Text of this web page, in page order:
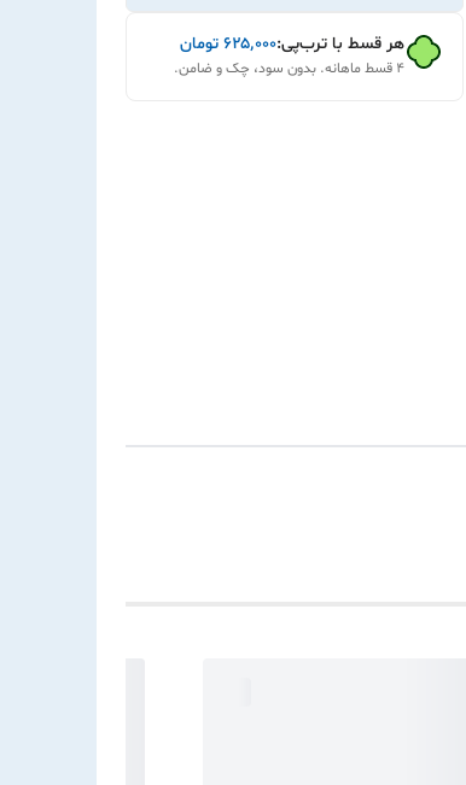
هر قسط با ترب‌پی:۶۲۵٬۰۰۰ تومان
۴ قسط ماهانه. بدون سود، چک و ضامن.